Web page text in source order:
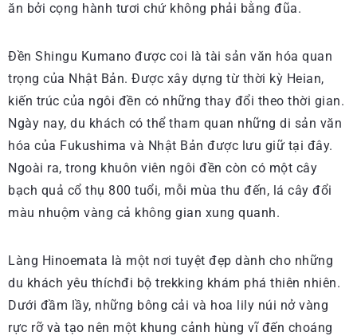
ăn bởi cọng hành tươi chứ không phải bằng đũa.
Đền Shingu Kumano được coi là tài sản văn hóa quan
trọng của Nhật Bản. Được xây dựng từ thời kỳ Heian,
kiến trúc của ngôi đền có những thay đổi theo thời gian.
Ngày nay, du khách có thể tham quan những di sản văn
hóa của Fukushima và Nhật Bản được lưu giữ tại đây.
Ngoài ra, trong khuôn viên ngôi đền còn có một cây
bạch quả cổ thụ 800 tuổi, mỗi mùa thu đến, lá cây đổi
màu nhuộm vàng cả không gian xung quanh.
Làng Hinoemata là một nơi tuyệt đẹp dành cho những
du khách yêu thíchđi bộ trekking khám phá thiên nhiên.
Dưới đầm lầy, những bông cải và hoa lily núi nở vàng
rực rỡ và tạo nên một khung cảnh hùng vĩ đến choáng